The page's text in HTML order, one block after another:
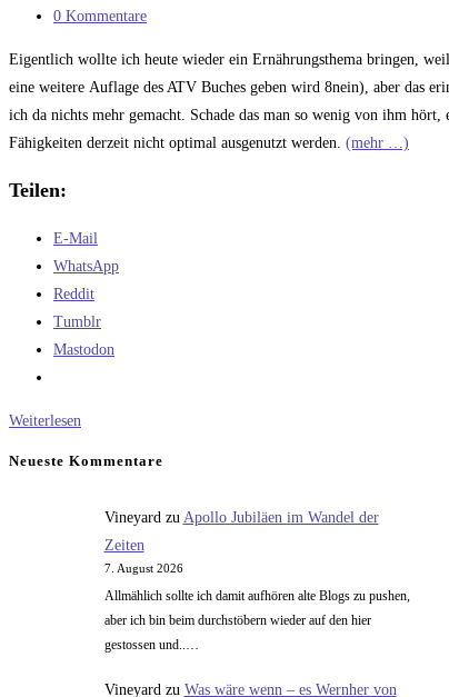
Kategorie:
Beitrags-
0 Kommentare
Eigentlich wollte ich heute wieder ein Ernährungsthema bringen,
eine weitere Auflage des ATV Buches geben wird 8nein), aber das
ich da nichts mehr gemacht. Schade das man so wenig von ihm
Fähigkeiten derzeit nicht optimal ausgenutzt werden. (mehr …)
Teilen:
E-Mail
WhatsApp
Reddit
Tumblr
Mastodon
Weiterlesen
weitergehen?
Neueste Kommentare
Vineyard zu Apollo Jubiläen im Wandel der
Zeiten
7. August 2026
Allmählich sollte ich damit aufhören alte Blogs zu pushen,
aber ich bin beim durchstöbern wieder auf den hier
gestossen und..…
Vineyardzu Was wäre wenn – es Wernher von